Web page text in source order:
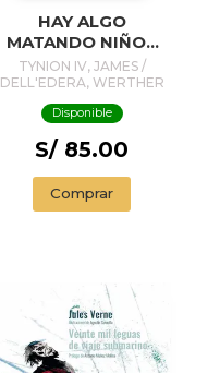
HAY ALGO
MATANDO NIÑOS
Nº 01
TYNION IV, JAMES /
DELL'EDERA, WERTHER
Disponible
S/ 85.00
Comprar